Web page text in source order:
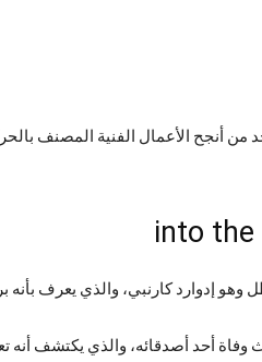
من أنجح الأعمال الفنية المصنف
وهو إدوارد كارنبي، والذي يعرف
أحد أصدقائه، والذي يكتشف